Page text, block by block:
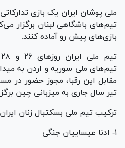
ملی پوشان ایران یک بازی
تیم‌های باشگاهی لبنان برگزار
بازی‌های پیش رو آماده کنند.
تیم‌های ملی سوریه و اردن به
تیر سال جاری به میزبانی چین
ترکیب تیم ملی بسکتبال زنان
۱- ادنا عیساییان جنگی